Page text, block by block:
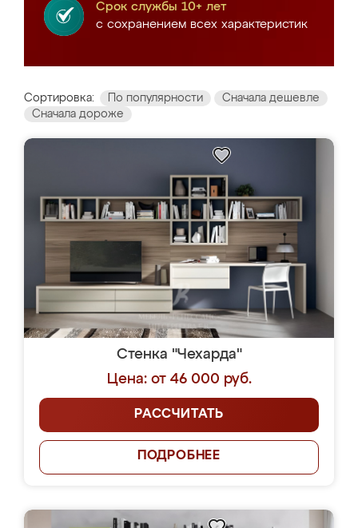
Срок службы 10+ лет
с сохранением всех характеристик
Сортировка: По популярности
Сначала дешевле
Сначала дороже
Стенка "Чехарда"
Цена: от 46 000 руб.
РАССЧИТАТЬ
ПОДРОБНЕЕ